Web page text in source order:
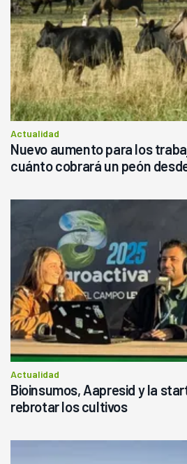
Actualidad
Nuevo aumento para los
cuánto cobrará un peón
Actualidad
Bioinsumos, Aapresid y la
rebrotar los cultivos